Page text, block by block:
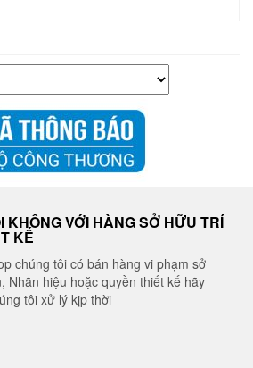
KHÔNG VỚI HÀNG SỞ HỮU TRÍ
KẾ
chúng tôi có bán hàng vi phạm sở
Nhãn hiệu hoặc quyền thiết kế hãy
tôi xử lý kịp thời